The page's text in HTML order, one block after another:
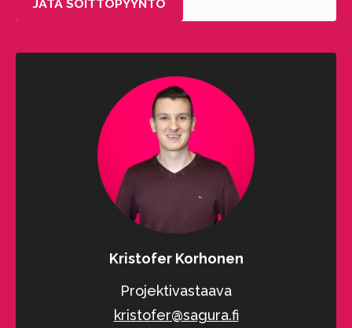
Kristofer Korhonen
Projektivastaava
kristofer@sagura.fi